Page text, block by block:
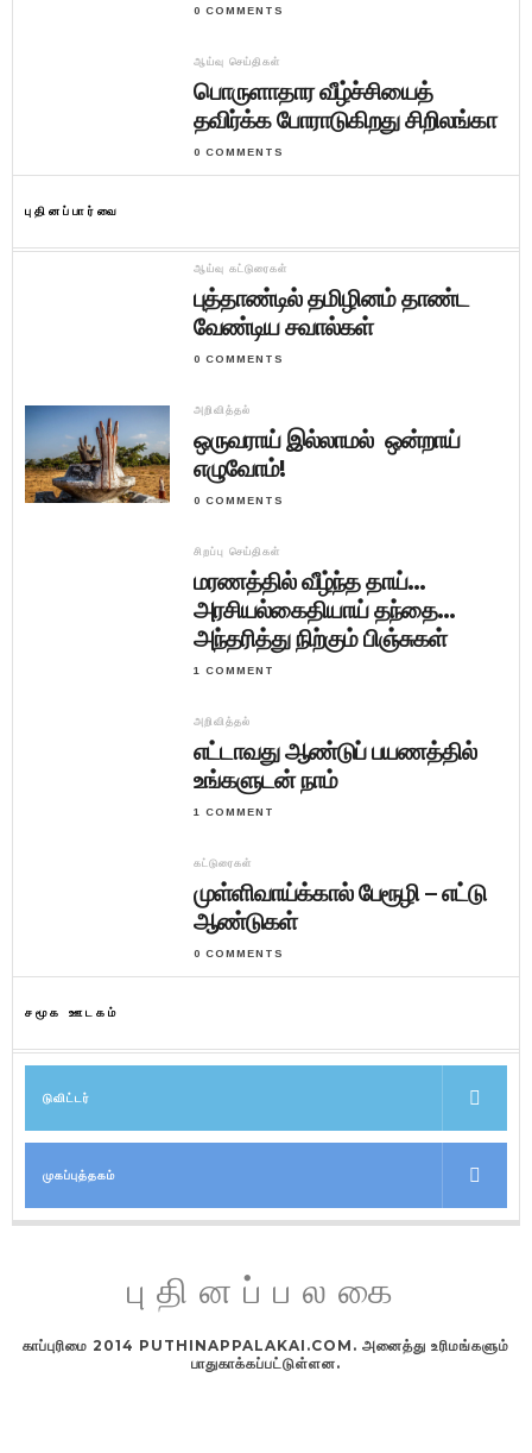
0 COMMENTS
ஆய்வு செய்திகள்
பொருளாதார வீழ்ச்சியைத்
தவிர்க்க போராடுகிறது சிறிலங்கா
0 COMMENTS
புதினப்பார்வை
ஆய்வு கட்டுரைகள்
புத்தாண்டில் தமிழினம் தாண்ட
வேண்டிய சவால்கள்
0 COMMENTS
அறிவித்தல்
ஒருவராய் இல்லாமல் ஒன்றாய்
எழுவோம்!
0 COMMENTS
சிறப்பு செய்திகள்
மரணத்தில் வீழ்ந்த தாய்…
அரசியல்கைதியாய் தந்தை…
அந்தரித்து நிற்கும் பிஞ்சுகள்
1 COMMENT
அறிவித்தல்
எட்டாவது ஆண்டுப் பயணத்தில்
உங்களுடன் நாம்
1 COMMENT
கட்டுரைகள்
முள்ளிவாய்க்கால் பேரூழி – எட்டு
ஆண்டுகள்
0 COMMENTS
சமூக ஊடகம்
டுவிட்டர்
முகப்புத்தகம்
புதினப்பலகை
காப்புரிமை 2014 PUTHINAPPALAKAI.COM. அனைத்து உரிமங்களும்
பாதுகாக்கப்பட்டுள்ளன.